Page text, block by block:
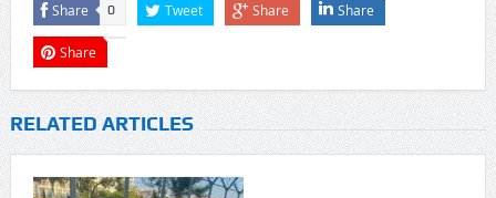
Share 0 Tweet Share Share
Share
RELATED ARTICLES